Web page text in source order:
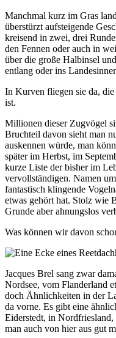
Manchmal kurz im Gras
überstürzt aufsteigende
kreisend in zwei, drei
den Fennen oder auch in
über die große Halbinsel
entlang oder ins
In Kurven fliegen sie da,
ist.
Millionen dieser Zugvögel
Bruchteil davon sieht man
auskennen würde, man
später im Herbst, im
kurze Liste der bisher im
vervollständigen. Namen
fantastisch klingende
etwas gehört hat. Stolz wie
Grunde aber ahnungslos
Was können wir davon
Jacques Brel sang zwar
Nordsee, vom Flanderland
doch Ähnlichkeiten in der
da vorne. Es gibt eine
Eiderstedt, in
man auch von hier aus gut